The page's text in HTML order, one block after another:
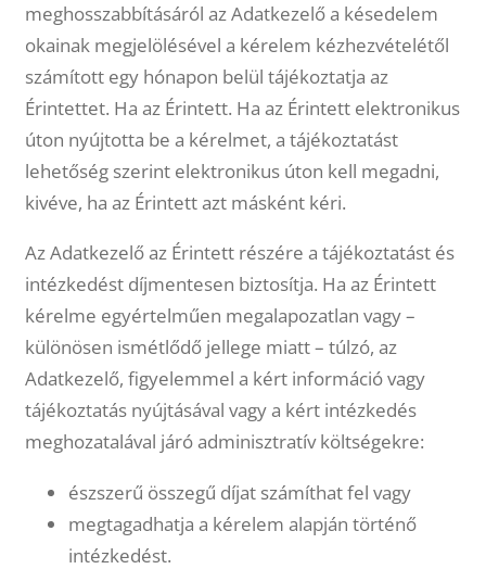
meghosszabbításáról az Adatkezelő a késedelem
okainak megjelölésével a kérelem kézhezvételétől
számított egy hónapon belül tájékoztatja az
Érintettet. Ha az Érintett. Ha az Érintett elektronikus
úton nyújtotta be a kérelmet, a tájékoztatást
lehetőség szerint elektronikus úton kell megadni,
kivéve, ha az Érintett azt másként kéri.
Az Adatkezelő az Érintett részére a tájékoztatást és
intézkedést díjmentesen biztosítja. Ha az Érintett
kérelme egyértelműen megalapozatlan vagy –
különösen ismétlődő jellege miatt – túlzó, az
Adatkezelő, figyelemmel a kért információ vagy
tájékoztatás nyújtásával vagy a kért intézkedés
meghozatalával járó adminisztratív költségekre:
észszerű összegű díjat számíthat fel vagy
megtagadhatja a kérelem alapján történő
intézkedést.